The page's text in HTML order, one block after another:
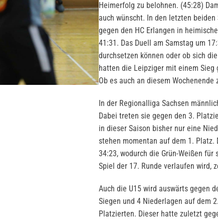
Heimerfolg zu belohnen. (45:28)
auch wünscht. In den letzten
gegen den HC Erlangen in
41:31. Das Duell am Samstag um
durchsetzen können oder ob sich
hatten die Leipziger mit einem Sieg
Ob es auch an diesem
In der Regionalliga Sachsen
Dabei treten sie gegen den 3.
in dieser Saison bisher nur eine
stehen momentan auf dem 1. Platz.
34:23, wodurch die Grün-Weißen
Spiel der 17. Runde verlaufen wird,
Auch die U15 wird auswärts gegen
Siegen und 4 Niederlagen auf dem
Platzierten. Dieser hatte zuletzt